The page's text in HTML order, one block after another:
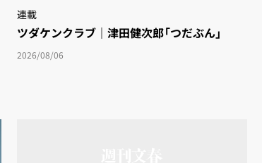
連載
ツダケンクラブ｜津田健次郎「つだぶん」
2026/08/06